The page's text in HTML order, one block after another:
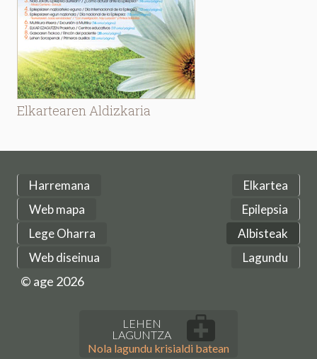
Elkartearen Aldizkaria
Harremana
Web mapa
Lege Oharra
Web diseinua
Elkartea
Epilepsia
Albisteak
Lagundu
© age 2026
LEHEN
LAGUNTZA
Nola lagundu krisialdi batean